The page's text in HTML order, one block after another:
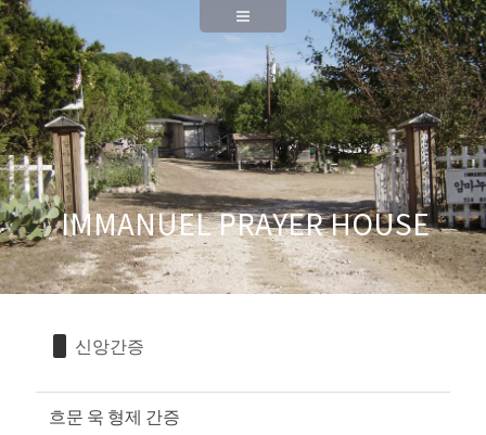
IMMANUEL PRAYER HOUSE
신앙간증
흐문 욱 형제 간증
Sketchbook5, 스케치북5